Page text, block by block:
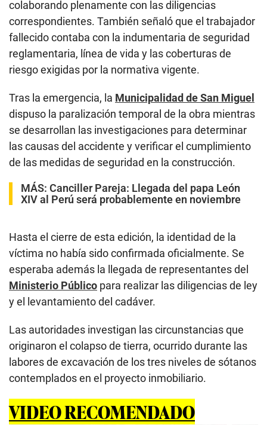
colaborando plenamente con las diligencias
correspondientes. También señaló que el trabajador
fallecido contaba con la indumentaria de seguridad
reglamentaria, línea de vida y las coberturas de
riesgo exigidas por la normativa vigente.
Tras la emergencia, la Municipalidad de San Miguel
dispuso la paralización temporal de la obra mientras
se desarrollan las investigaciones para determinar
las causas del accidente y verificar el cumplimiento
de las medidas de seguridad en la construcción.
MÁS: Canciller Pareja: Llegada del papa León
XIV al Perú será probablemente en noviembre
Hasta el cierre de esta edición, la identidad de la
víctima no había sido confirmada oficialmente. Se
esperaba además la llegada de representantes del
Ministerio Público para realizar las diligencias de ley
y el levantamiento del cadáver.
Las autoridades investigan las circunstancias que
originaron el colapso de tierra, ocurrido durante las
labores de excavación de los tres niveles de sótanos
contemplados en el proyecto inmobiliario.
VIDEO RECOMENDADO